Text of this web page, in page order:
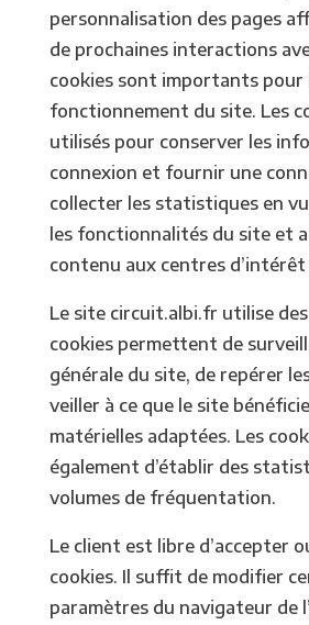
personnalisation des pages
de prochaines interactions
cookies sont importants pour
fonctionnement du site. Les
utilisés pour conserver les
connexion et fournir une
collecter les statistiques en
les fonctionnalités du site et
contenu aux centres
Le site circuit.albi.fr utilise des
cookies permettent de
générale du site, de repérer
veiller à ce que le site
matérielles adaptées. Les
également d’établir des
volumes de fréquentation.
Le client est libre d’accepter
cookies. Il suffit de modifier
paramètres du navigateur de